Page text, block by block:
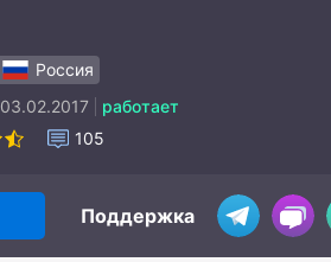
Россия
03.02.2017 работает
105
Поддержка